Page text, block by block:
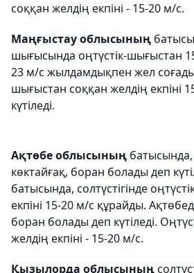
соққан желдің екпіні - 15-20 м/с.
Маңғыстау облысының
шығысында оңтүстік-шығыстан
23 м/с жылдамдықпен жел
шығыстан соққан желдің екпіні
күтіледі.
Ақтөбе облысының батысында,
көктайғақ, боран болады деп
батысында, солтүстігінде
екпіні 15-20 м/с құрайды.
боран болады деп күтіледі.
желдің екпіні - 15-20 м/с.
Қызылорда облысының